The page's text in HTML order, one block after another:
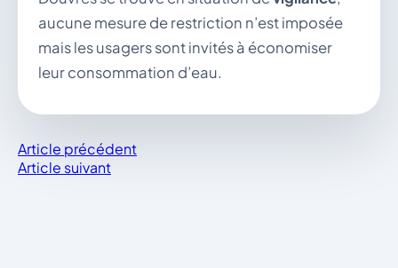
aucune mesure de restriction n’est imposée
mais les usagers sont invités à économiser
leur consommation d’eau.
Article précédent
Article suivant